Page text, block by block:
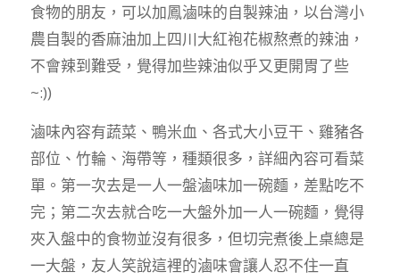
食物的朋友，可以加鳳滷味的自製辣油，以台灣小
農自製的香麻油加上四川大紅袍花椒熬煮的辣油，
不會辣到難受，覺得加些辣油似乎又更開胃了些
~:))
滷味內容有蔬菜、鴨米血、各式大小豆干、雞豬各
部位、竹輪、海帶等，種類很多，詳細內容可看菜
單。第一次去是一人一盤滷味加一碗麵，差點吃不
完；第二次去就合吃一大盤外加一人一碗麵，覺得
夾入盤中的食物並沒有很多，但切完煮後上桌總是
一大盤，友人笑說這裡的滷味會讓人忍不住一直